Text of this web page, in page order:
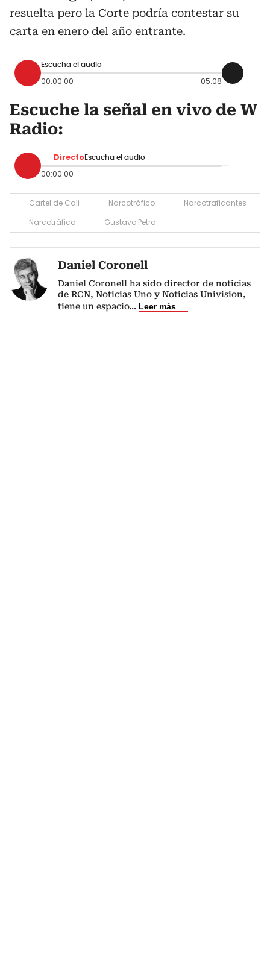
resuelta pero la Corte podría contestar su
carta en enero del año entrante.
Escucha el audio
00:00:00 05:08
Escuche la señal en vivo de W
Radio:
Directo Escucha el audio
00:00:00
Cartel de Cali Narcotráfico
Narcotraficantes
Narcotráfico
Gustavo Petro
Daniel Coronell
Daniel Coronell ha sido director de noticias
de RCN, Noticias Uno y Noticias Univision,
tiene un espacio... Leer más